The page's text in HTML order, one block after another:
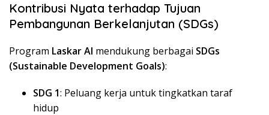
Kontribusi Nyata terhadap Tujuan
Pembangunan Berkelanjutan (SDGs)
Program Laskar AI mendukung berbagai SDGs
(Sustainable Development Goals):
SDG 1: Peluang kerja untuk tingkatkan taraf
hidup